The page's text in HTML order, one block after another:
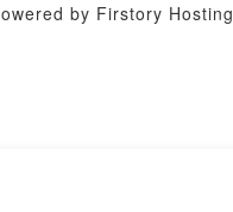
by Firstory Hosting